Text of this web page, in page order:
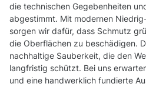
die technischen Gegebenheiten
abgestimmt. Mit modernen
sorgen wir dafür, dass Schmutz
die Oberflächen zu beschädigen.
nachhaltige Sauberkeit, die den
langfristig schützt. Bei uns
und eine handwerklich fundierte